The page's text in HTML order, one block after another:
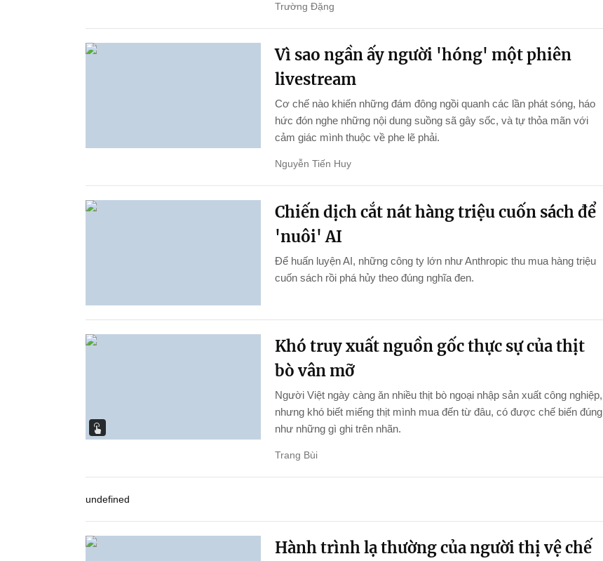
Trường Đặng
Vì sao ngần ấy người 'hóng' một phiên
livestream
Cơ chế nào khiến những đám đông ngồi quanh các lần phát sóng, háo
hức đón nghe những nội dung suồng sã gây sốc, và tự thỏa mãn với
cảm giác mình thuộc về phe lẽ phải.
Nguyễn Tiến Huy
Chiến dịch cắt nát hàng triệu cuốn sách để
'nuôi' AI
Để huấn luyện AI, những công ty lớn như Anthropic thu mua hàng triệu
cuốn sách rồi phá hủy theo đúng nghĩa đen.
Khó truy xuất nguồn gốc thực sự của thịt
bò vân mỡ
Người Việt ngày càng ăn nhiều thịt bò ngoại nhập sản xuất công nghiệp,
nhưng khó biết miếng thịt mình mua đến từ đâu, có được chế biến đúng
như những gì ghi trên nhãn.
Trang Bùi
undefined
Hành trình lạ thường của người thị vệ chế